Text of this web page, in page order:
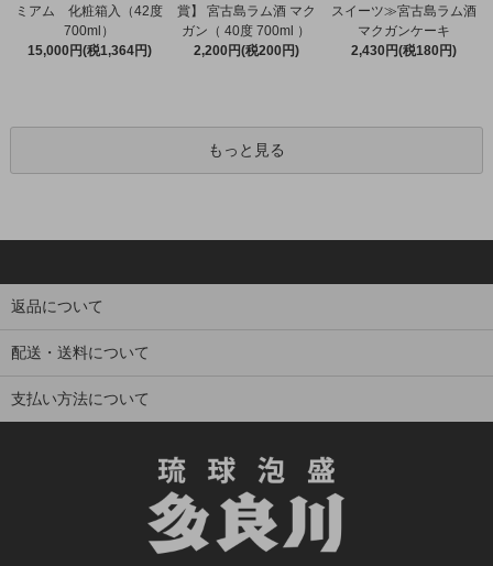
ミアム 化粧箱入（42度
700ml）
15,000円(税1,364円)
賞】 宮古島ラム酒 マク
ガン（ 40度 700ml ）
2,200円(税200円)
スイーツ≫宮古島ラム酒
マクガンケーキ
2,430円(税180円)
もっと見る
返品について
配送・送料について
支払い方法について